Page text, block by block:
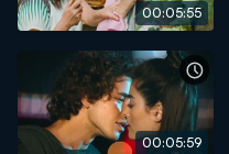
00:05:55
00:05:59